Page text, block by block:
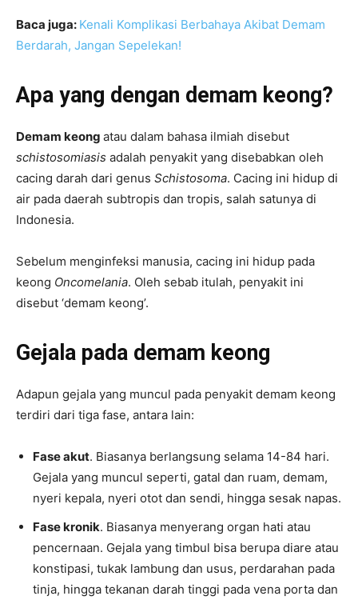
Baca juga: Kenali Komplikasi Berbahaya Akibat Demam
Berdarah, Jangan Sepelekan!
Apa yang dengan demam keong?
Demam keong atau dalam bahasa ilmiah disebut
schistosomiasis adalah penyakit yang disebabkan oleh
cacing darah dari genus Schistosoma. Cacing ini hidup di
air pada daerah subtropis dan tropis, salah satunya di
Indonesia.
Sebelum menginfeksi manusia, cacing ini hidup pada
keong Oncomelania. Oleh sebab itulah, penyakit ini
disebut ‘demam keong’.
Gejala pada demam keong
Adapun gejala yang muncul pada penyakit demam keong
terdiri dari tiga fase, antara lain:
Fase akut. Biasanya berlangsung selama 14-84 hari.
Gejala yang muncul seperti, gatal dan ruam, demam,
nyeri kepala, nyeri otot dan sendi, hingga sesak napas.
Fase kronik. Biasanya menyerang organ hati atau
pencernaan. Gejala yang timbul bisa berupa diare atau
konstipasi, tukak lambung dan usus, perdarahan pada
tinja, hingga tekanan darah tinggi pada vena porta dan